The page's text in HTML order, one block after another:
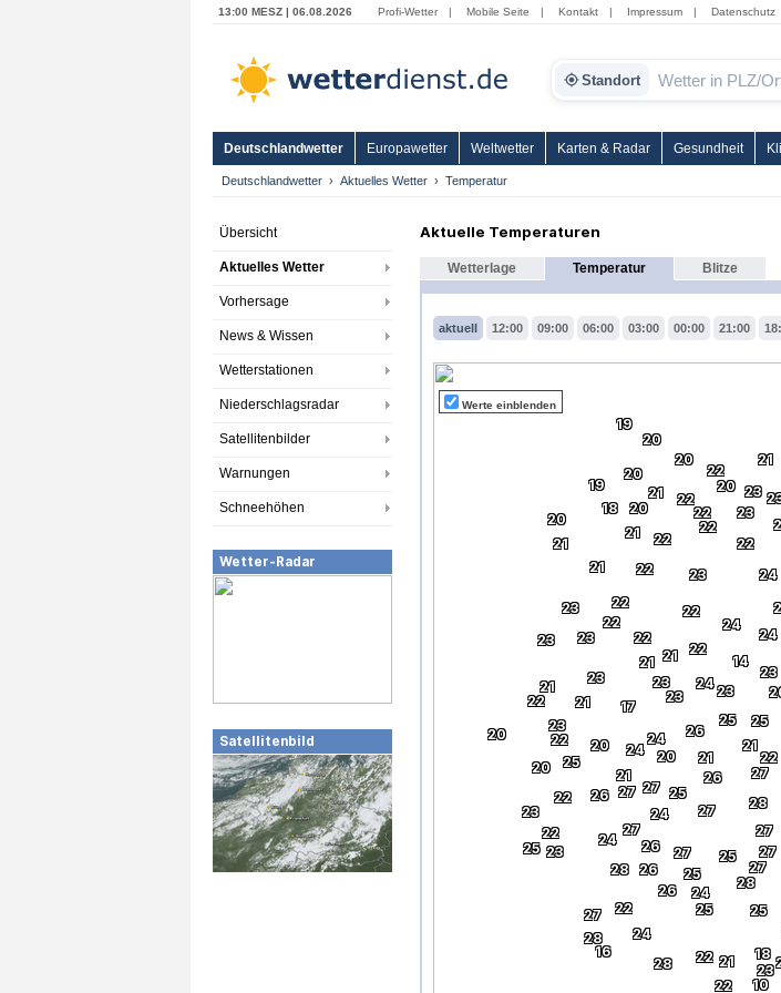
13:00 MESZ | 06.08.2026 Profi-Wetter | Mobile Seite | Kontakt | Impressum | Datenschutz
Standort
Deutschlandwetter Europawetter Weltwetter Karten & Radar Gesundheit
Deutschlandwetter Aktuelles Wetter Temperatur
Übersicht
Aktuelles Wetter
Vorhersage
News & Wissen
Wetterstationen
Niederschlagsradar
Satellitenbilder
Warnungen
Schneehöhen
Wetter-Radar
Satellitenbild
Aktuelle Temperaturen
Wetterlage Temperatur Blitze
aktuell 12:00 09:00 06:00 03:00 00:00 21:00
Werte einblenden
20
23
22
25
25
28
22
25
22
22
24
22
21 22
14
20
22
20
22
25
21
21
25
21
21
16
25
27
28
22
21
23
26
24
24
22
22
22
28
23
19
26
18
20
22
17
25
21
22
26
21
24
23
28
27
27
20
23
18
22
23
21
19
23
24
21
21
27
20
24
26
23
24
22
25
20
20
27
22
27
27
23
22
28
27
23
22
20
23
20
21
23
24
26
22
23
25
24
26
23
21
24
27
23
27
10